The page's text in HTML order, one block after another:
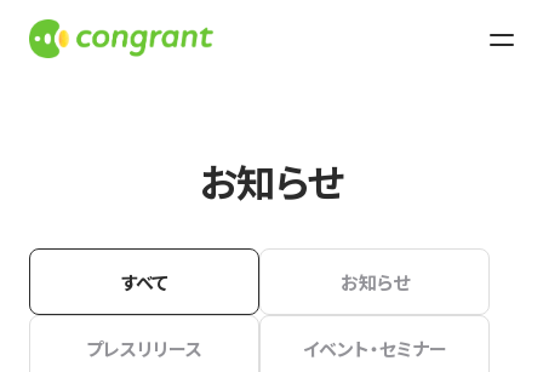
お知らせ
すべて お知らせ
プレスリリース イベント・セミナー